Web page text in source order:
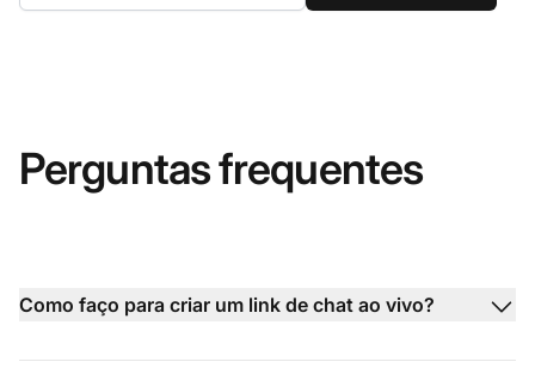
Perguntas frequentes
Como faço para criar um link de chat ao vivo?